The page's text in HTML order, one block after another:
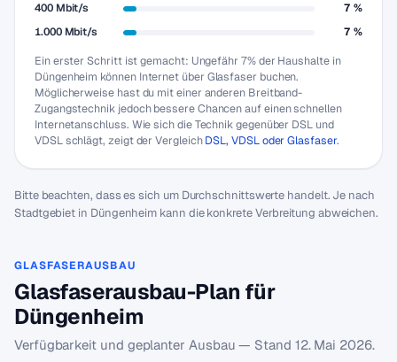
400 Mbit/s
7 %
1.000 Mbit/s
7 %
Ein erster Schritt ist gemacht: Ungefähr 7% der Haushalte in
Düngenheim können Internet über Glasfaser buchen.
Möglicherweise hast du mit einer anderen Breitband-
Zugangstechnik jedoch bessere Chancen auf einen schnellen
Internetanschluss. Wie sich die Technik gegenüber DSL und
VDSL schlägt, zeigt der VergleichDSL, VDSL oder Glasfaser.
Bitte beachten, dass es sich um Durchschnittswerte handelt. Je nach
Stadtgebiet in Düngenheim kann die konkrete Verbreitung abweichen.
GLASFASERAUSBAU
Glasfaserausbau-Plan für
Düngenheim
Verfügbarkeit und geplanter Ausbau — Stand 12. Mai 2026.